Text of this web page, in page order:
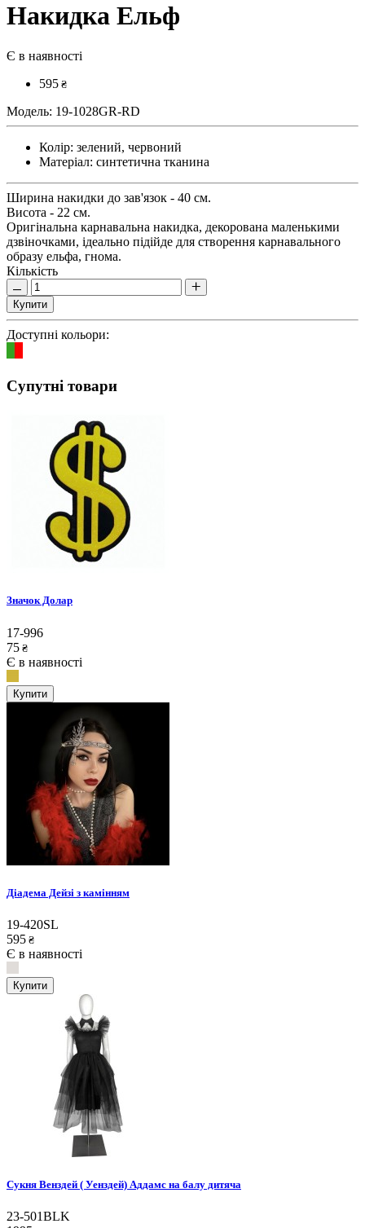
Накидка Ельф
Є в наявності
595 ₴
Модель: 19-1028GR-RD
Колір: зелений, червоний
Матеріал: синтетична тканина
Ширина накидки до зав'язок - 40 см.
Висота - 22 см.
Оригінальна карнавальна накидка, декорована маленькими
дзвіночками, ідеально підійде для створення карнавального
образу ельфа, гнома.
Кількість
Купити
Доступні кольори:
Супутні товари
Значок Долар
17-996
75 ₴
Є в наявності
Купити
Діадема Дейзі з камінням
19-420SL
595 ₴
Є в наявності
Купити
Сукня Венздей ( Уенздей) Аддамс на балу дитяча
23-501BLK